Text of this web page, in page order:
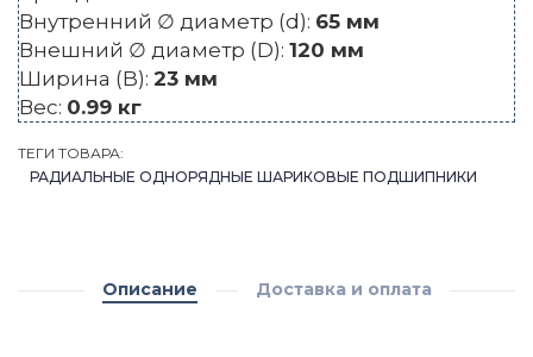
Внутренний ∅ диаметр (d): 65 мм
Внешний ∅ диаметр (D): 120 мм
Ширина (B): 23 мм
Вес: 0.99 кг
ТЕГИ ТОВАРА:
РАДИАЛЬНЫЕ ОДНОРЯДНЫЕ ШАРИКОВЫЕ ПОДШИПНИКИ
Описание Доставка и оплата